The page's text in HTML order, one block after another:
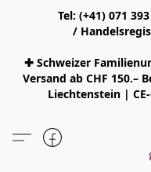
Tel: (+41) 071
/
✚ Schweizer
Versand ab CHF 150.–
Liechtenstein |